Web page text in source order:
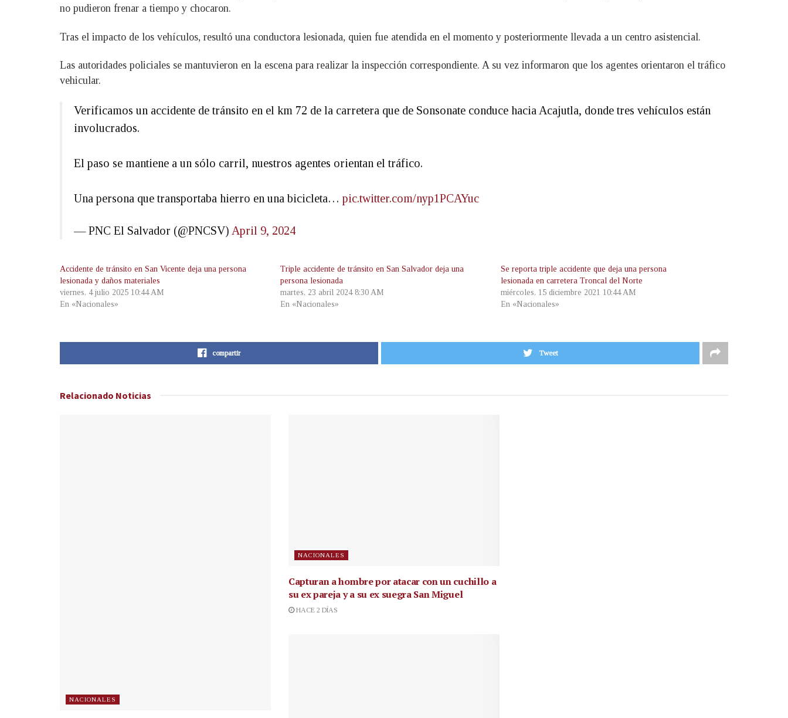
no pudieron frenar a tiempo y chocaron.
Tras el impacto de los vehículos, resultó una conductora lesionada, quien fue atendida en el momento y posteriormente llevada a un centro asistencial.
Las autoridades policiales se mantuvieron en la escena para realizar la inspección correspondiente. A su vez informaron que los agentes orientaron el tráfico
vehicular.
Verificamos un accidente de tránsito en el km 72 de la carretera que de Sonsonate conduce hacia Acajutla, donde tres vehículos están
involucrados.
El paso se mantiene a un sólo carril, nuestros agentes orientan el tráfico.
Una persona que transportaba hierro en una bicicleta… pic.twitter.com/nyp1PCAYuc
— PNC El Salvador (@PNCSV) April 9, 2024
Accidente de tránsito en San Vicente deja una persona
lesionada y daños materiales
viernes, 4 julio 2025 10:44 AM
En «Nacionales»
Triple accidente de tránsito en San Salvador deja una
persona lesionada
martes, 23 abril 2024 8:30 AM
En «Nacionales»
Se reporta triple accidente que deja una persona
lesionada en carretera Troncal del Norte
miércoles, 15 diciembre 2021 10:44 AM
En «Nacionales»
compartir Tweet
Relacionado Noticias
NACIONALES
NACIONALES
Capturan a hombre por atacar con un cuchillo a
su ex pareja y a su ex suegra San Miguel
HACE 2 DÍAS